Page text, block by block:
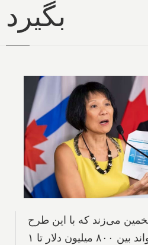
بگیرد
می‌زند که با این طرح
مالیات بر فروش، بتواند بین ۸۰۰ میلیون دلار تا ۱